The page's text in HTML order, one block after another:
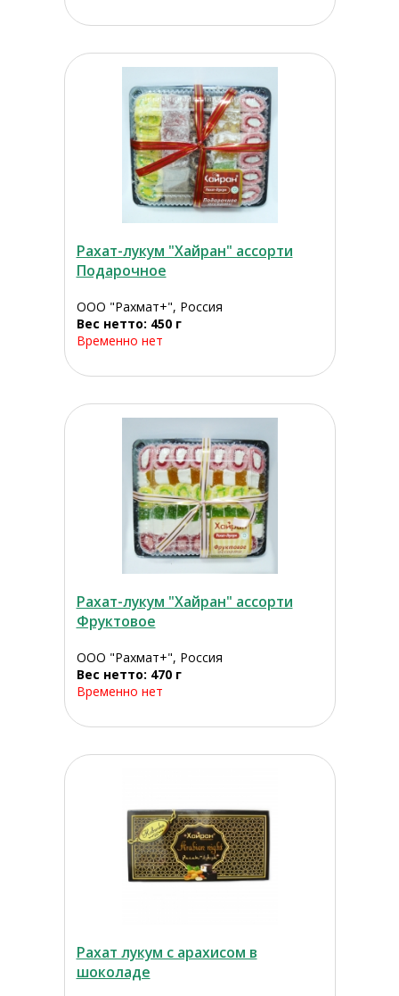
Рахат-лукум "Хайран" ассорти
Подарочное
ООО "Рахмат+", Россия
Вес нетто: 450 г
Временно нет
Рахат-лукум "Хайран" ассорти
Фруктовое
ООО "Рахмат+", Россия
Вес нетто: 470 г
Временно нет
Рахат лукум с арахисом в
шоколаде